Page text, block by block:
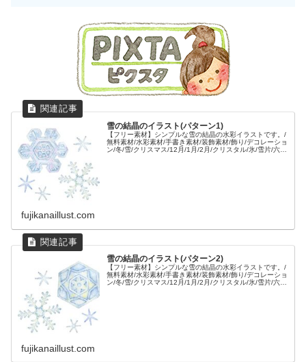
雪の結晶のイラスト(パターン1)
【フリー素材】シンプルな雪の結晶の水彩イラストです。/
無料素材/水彩素材/手書き素材/装飾素材/飾り/デコレーショ
ン/冬/雪/クリスマス/12月/1月/2月/クリスタル/氷/雪片/六角
fujikanaillust.com
雪の結晶のイラスト(パターン2)
【フリー素材】シンプルな雪の結晶の水彩イラストです。/
無料素材/水彩素材/手書き素材/装飾素材/飾り/デコレーショ
ン/冬/雪/クリスマス/12月/1月/2月/クリスタル/氷/雪片/六角
fujikanaillust.com